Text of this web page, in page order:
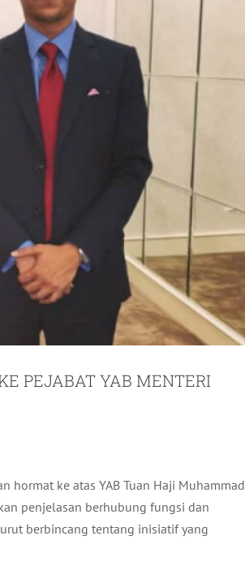
PEJABAT YAB MENTERI
hormat ke atas YAB Tuan Haji Muhammad
penjelasan berhubung fungsi dan
berbincang tentang inisiatif yang